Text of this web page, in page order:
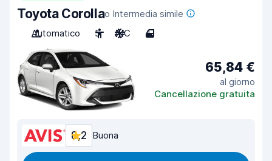
Toyota Corollao Intermedia simile
Automatico
5 A/C 4
65,84 €
al giorno
Cancellazione gratuita
8,2 Buona